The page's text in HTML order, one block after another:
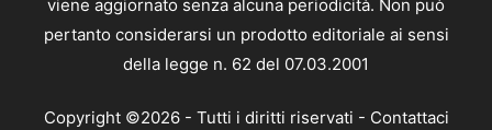
viene aggiornato senza alcuna periodicità. Non può
pertanto considerarsi un prodotto editoriale ai sensi
della legge n. 62 del 07.03.2001
Copyright ©2026 - Tutti i diritti riservati - Contattaci